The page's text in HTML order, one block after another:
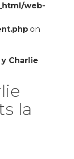
web-
on
Charlie
la